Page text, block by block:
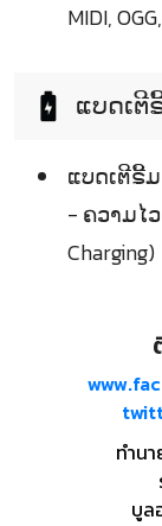
MIDI,
ແບດເຕີ
ແບດເຕີຣີ້
- ຄວາມໄ
Charging)
ทำน
บูล